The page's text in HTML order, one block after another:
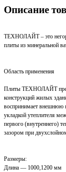
Описание
ТЕХНОЛАЙТ – это
плиты из минеральной
Область применения
Плиты ТЕХНОЛАЙТ
конструкций жилых
воспринимает внешнюю
укладкой утеплителя
первого (внутреннего)
зазором при
Размеры:
Длина — 1000,1200 мм